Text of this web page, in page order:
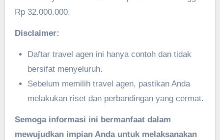
Rp 32.000.000.
Disclaimer:
Daftar travel agen ini hanya contoh dan tidak
bersifat menyeluruh.
Sebelum memilih travel agen, pastikan Anda
melakukan riset dan perbandingan yang cermat.
Semoga informasi ini bermanfaat dalam
mewujudkan impian Anda untuk melaksanakan